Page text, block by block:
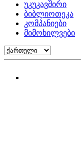
უკუკავშირი
ბიბლიოთეკა
კომპანიები
მიმოხილვები